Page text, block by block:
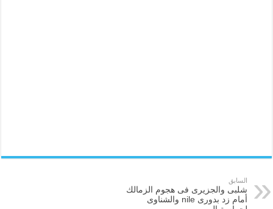
السابق
شلبى والجزيرى فى هجوم الزمالك
أمام زد بدورى nile والشناوى